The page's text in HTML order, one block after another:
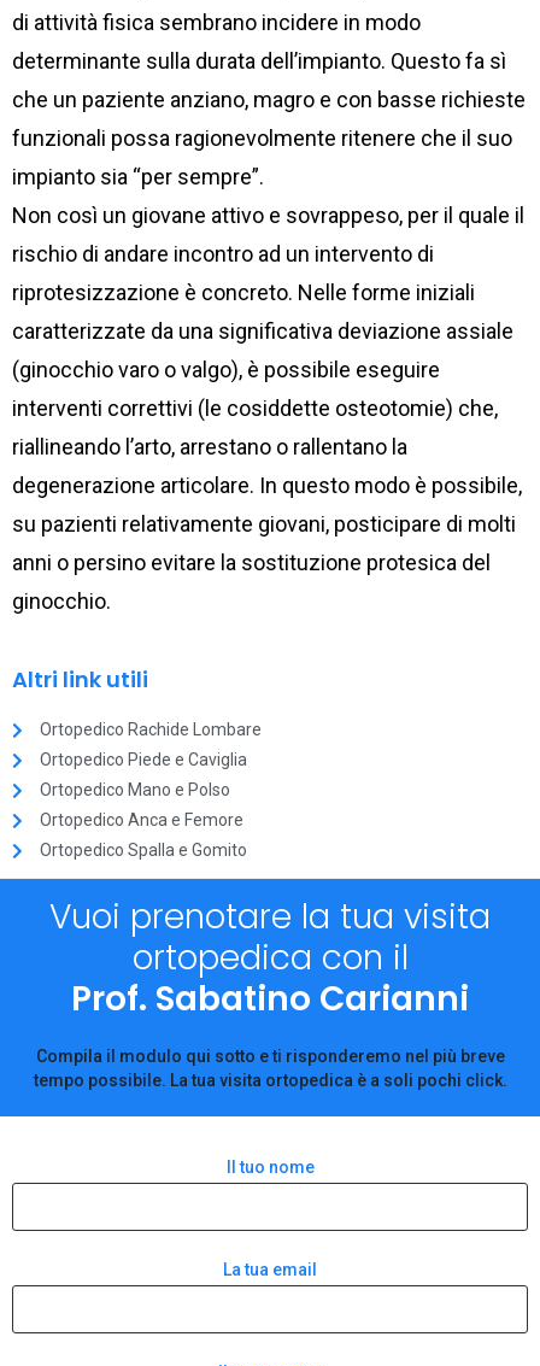
di attività fisica sembrano incidere in modo
determinante sulla durata dell’impianto. Questo fa sì
che un paziente anziano, magro e con basse richieste
funzionali possa ragionevolmente ritenere che il suo
impianto sia “per sempre”.
Non così un giovane attivo e sovrappeso, per il quale il
rischio di andare incontro ad un intervento di
riprotesizzazione è concreto. Nelle forme iniziali
caratterizzate da una significativa deviazione assiale
(ginocchio varo o valgo), è possibile eseguire
interventi correttivi (le cosiddette osteotomie) che,
riallineando l’arto, arrestano o rallentano la
degenerazione articolare. In questo modo è possibile,
su pazienti relativamente giovani, posticipare di molti
anni o persino evitare la sostituzione protesica del
ginocchio.
Altri link utili
Ortopedico Rachide Lombare
Ortopedico Piede e Caviglia
Ortopedico Mano e Polso
Ortopedico Anca e Femore
Ortopedico Spalla e Gomito
Vuoi prenotare la tua visita
ortopedica con il
Prof. Sabatino Carianni
Compila il modulo qui sotto e ti risponderemo nel più breve
tempo possibile. La tua visita ortopedica è a soli pochi click.
Il tuo nome
La tua email